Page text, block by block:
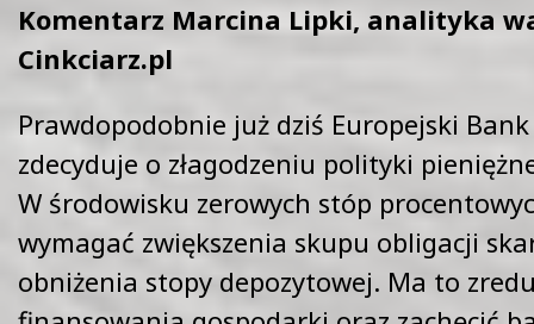
Komentarz Marcina Lipki, analityka
Cinkciarz.pl
Prawdopodobnie już dziś Europejski
zdecyduje o złagodzeniu polityki
W środowisku zerowych stóp
wymagać zwiększenia skupu obligacji
obniżenia stopy depozytowej. Ma to